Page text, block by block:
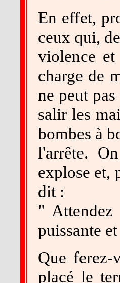
En effet,
ceux qui,
violence
charge de
ne peut
salir les
bombes à
l'arrête.
explose et,
dit :
"
puissante
Que
placé le